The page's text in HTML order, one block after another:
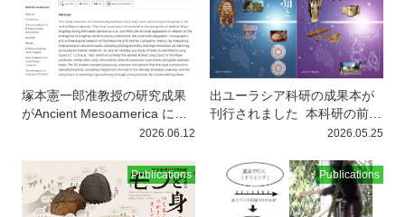
塚本憲一郎准教授の研究成果
がAncient Mesoamerica に掲
塚本憲一郎准教
ア大学・岡山大学）
2026.06.12
出ユーラシア科研の成果本が
刊行されました
本科研の前身
にあたる「出ユーラシアの統
2026.05.25
Publications Publications